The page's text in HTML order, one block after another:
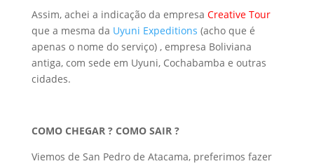
Assim, achei a indicação da empresa Creative Tour
que a mesma da Uyuni Expeditions (acho que é
apenas o nome do serviço) , empresa Boliviana
antiga, com sede em Uyuni, Cochabamba e outras
cidades.
COMO CHEGAR ? COMO SAIR ?
Viemos de San Pedro de Atacama, preferimos fazer